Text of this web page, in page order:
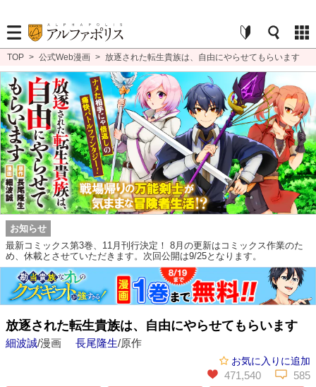
TOP > 公式Web漫画 > 放逐された転生貴族は、自由にやらせてもらいます
お知らせ
最新コミックス第3巻、11月刊行決定！ 8月の更新はコミックス作業のた
め、休載とさせていただきます。次回公開は9/25となります。
放逐された転生貴族は、自由にやらせてもらいます
細波誠/漫画 長尾隆生/原作
お気に入りに追加
471,540 585